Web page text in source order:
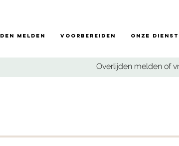
Overlijden melden of
melden Voorbereiden Onze